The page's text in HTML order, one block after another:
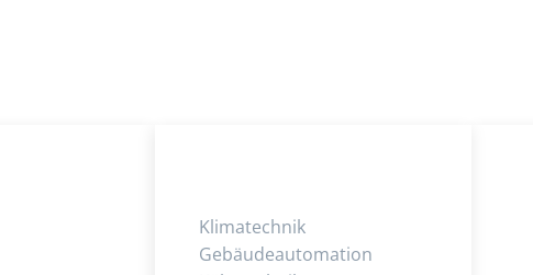
Klimatechnik
Gebäudeautomation